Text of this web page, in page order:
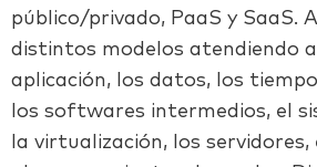
público/privado, PaaS y SaaS.
distintos modelos atendiendo
aplicación, los datos, los
los softwares intermedios, el
la virtualización, los servidores,